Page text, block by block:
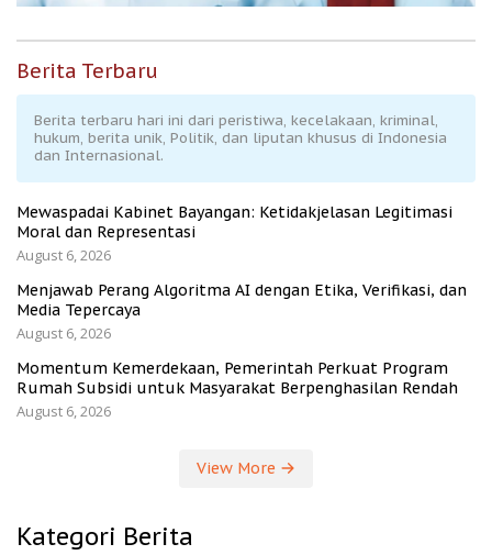
Berita Terbaru
Berita terbaru hari ini dari peristiwa, kecelakaan, kriminal,
hukum, berita unik, Politik, dan liputan khusus di Indonesia
dan Internasional.
Mewaspadai Kabinet Bayangan: Ketidakjelasan Legitimasi
Moral dan Representasi
August 6, 2026
Menjawab Perang Algoritma AI dengan Etika, Verifikasi, dan
Media Tepercaya
August 6, 2026
Momentum Kemerdekaan, Pemerintah Perkuat Program
Rumah Subsidi untuk Masyarakat Berpenghasilan Rendah
August 6, 2026
View More
Kategori Berita